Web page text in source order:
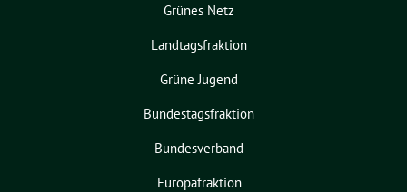
Grünes Netz
Landtagsfraktion
Grüne Jugend
Bundestagsfraktion
Bundesverband
Europafraktion